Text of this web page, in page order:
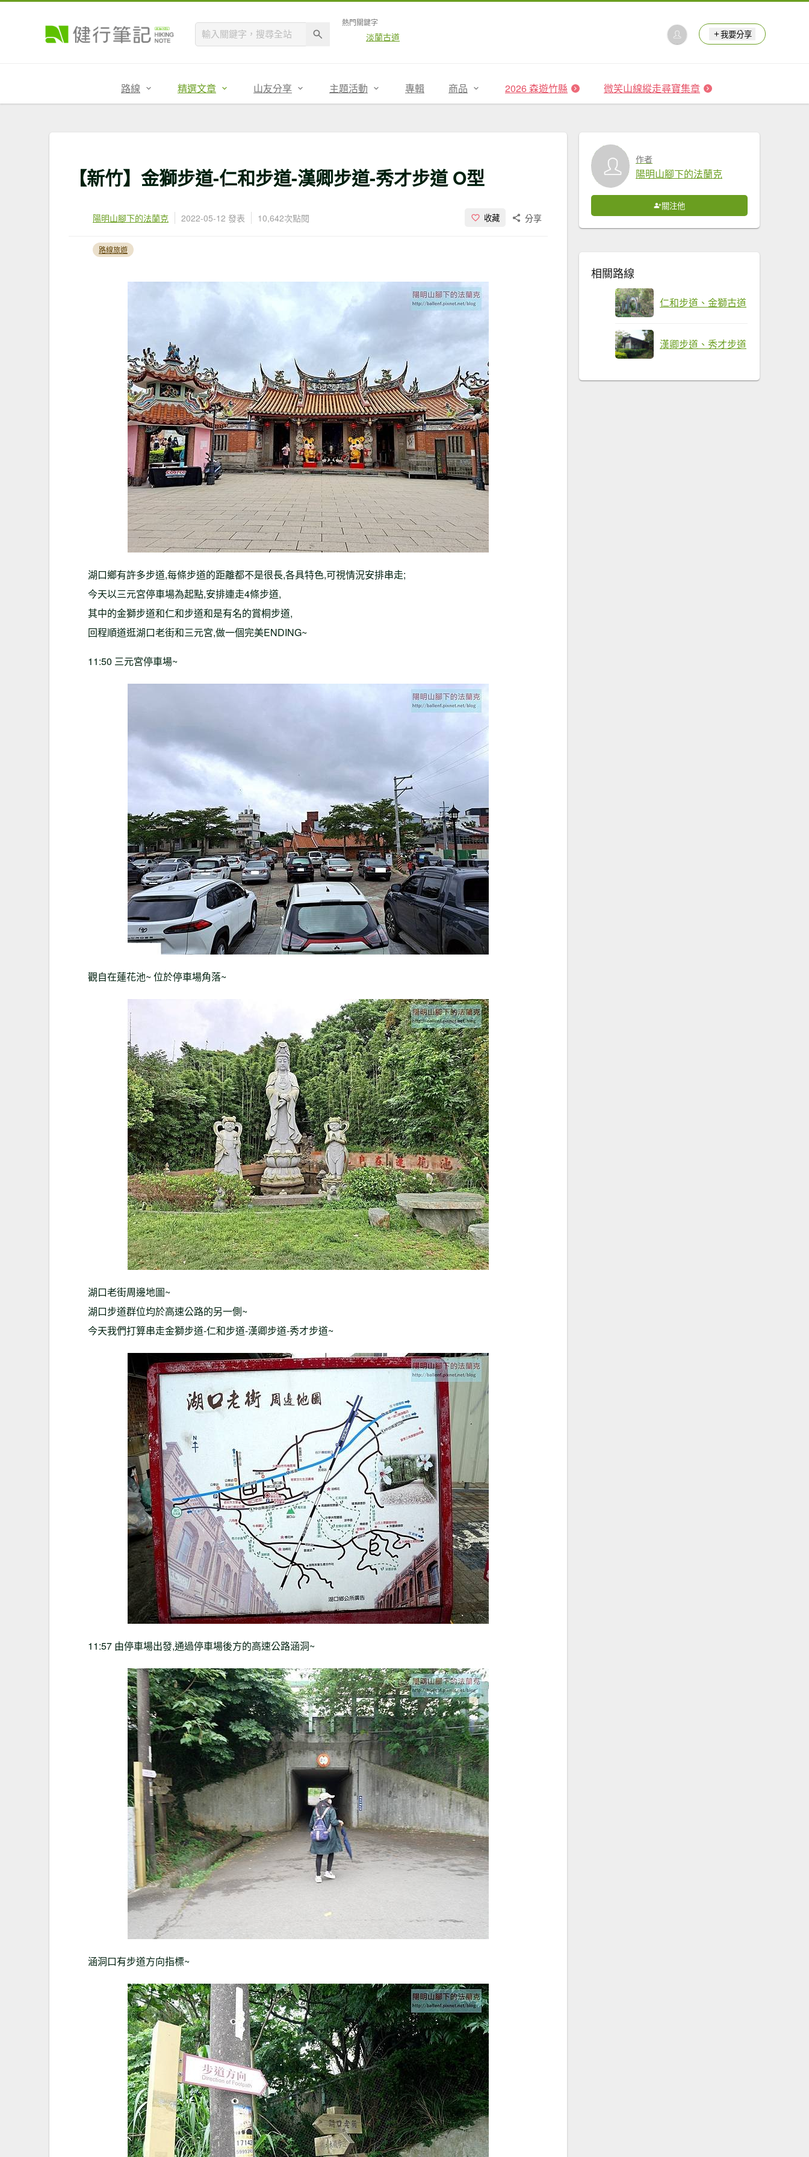
熱門關鍵字
淡蘭古道 我要分享
路線 精選文章 山友分享 主題活動 專輯 商品 2026 森遊竹縣 微笑山線縱走尋寶集章
【新竹】金獅步道-仁和步道-漢卿步道-秀才步道 O型
陽明山腳下的法蘭克 2022-05-12 發表 10,642次點閱 收藏 分享
路線旅遊
湖口鄉有許多步道,每條步道的距離都不是很長,各具特色,可視情況安排串走;
今天以三元宮停車場為起點,安排連走4條步道,
其中的金獅步道和仁和步道和是有名的賞桐步道,
回程順道逛湖口老街和三元宮,做一個完美ENDING~
11:50 三元宮停車場~
觀自在蓮花池~ 位於停車場角落~
湖口老街周邊地圖~
湖口步道群位均於高速公路的另一側~
今天我們打算串走金獅步道-仁和步道-漢卿步道-秀才步道~
11:57 由停車場出發,通過停車場後方的高速公路涵洞~
涵洞口有步道方向指標~
作者
陽明山腳下的法蘭克
關注他
相關路線
仁和步道、金獅古道
漢卿步道、秀才步道